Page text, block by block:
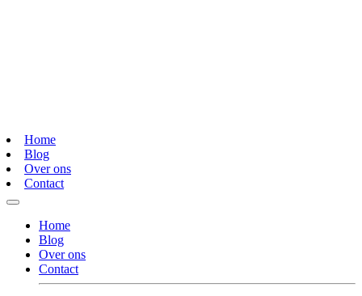
Home
Blog
Over ons
Contact
Home
Blog
Over ons
Contact